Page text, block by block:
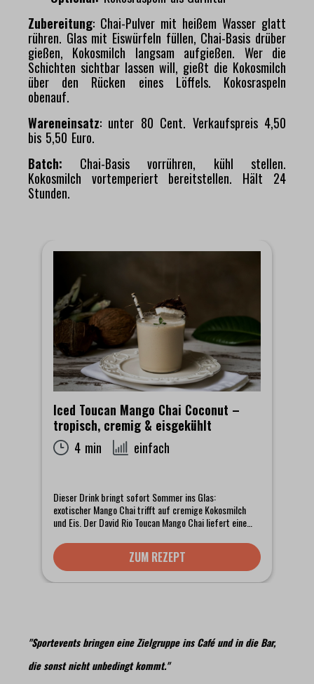
Zubereitung: Chai-Pulver mit heißem Wasser glatt
rühren. Glas mit Eiswürfeln füllen, Chai-Basis drüber
gießen, Kokosmilch langsam aufgießen. Wer die
Schichten sichtbar lassen will, gießt die Kokosmilch
über den Rücken eines Löffels. Kokosraspeln
obenauf.
Wareneinsatz: unter 80 Cent. Verkaufspreis 4,50
bis 5,50 Euro.
Batch: Chai-Basis vorrühren, kühl stellen.
Kokosmilch vortemperiert bereitstellen. Hält 24
Stunden.
Iced Toucan Mango Chai Coconut –
tropisch, cremig & eisgekühlt
4 min
einfach
Dieser Drink bringt sofort Sommer ins Glas:
exotischer Mango Chai trifft auf cremige Kokosmilch
und Eis. Der David Rio Toucan Mango Chai liefert eine
mit Kokosmilch noch tropischer wirkt. Das Ergebnis ist
kein klassischer Chai Latte, sondern ein eigenständiger
Signature Drink für jede Sommerkarte – auffällig,
cremig und extrem verkaufsstark.
ZUM REZEPT
"Sportevents bringen eine Zielgruppe ins Café und in die Bar,
die sonst nicht unbedingt kommt."